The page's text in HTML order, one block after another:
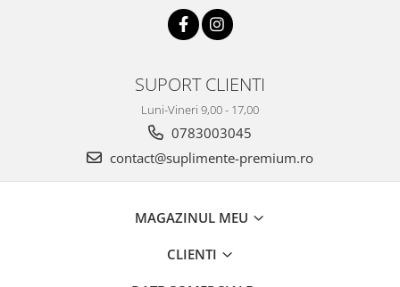
SUPORT CLIENTI
Luni-Vineri 9,00 - 17,00
0783003045
contact@suplimente-premium.ro
MAGAZINUL MEU
CLIENTI